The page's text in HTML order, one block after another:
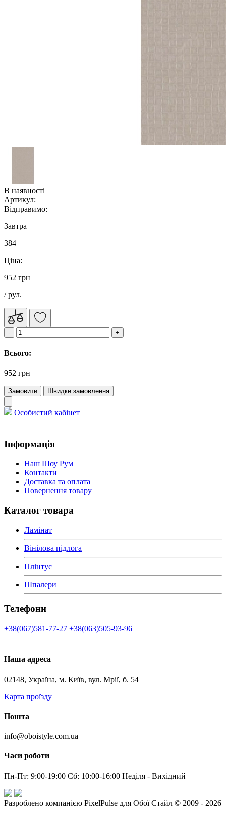
В наявності
Артикул:
Відправимо:
Завтра
384
Ціна:
952 грн
/ рул.
Всього:
952 грн
Замовити Швидке замовлення
Особистий кабінет
Інформація
Наш Шоу Рум
Контакти
Доставка та оплата
Повернення товару
Каталог товара
Ламінат
Вінілова підлога
Плінтус
Шпалери
Телефони
+38(067)581-77-27 +38(063)505-93-96
Наша адреса
02148, Україна, м. Київ, вул. Мрії, б. 54
Карта проїзду
Пошта
info@oboistyle.com.ua
Часи роботи
Пн-Пт: 9:00-19:00 Сб: 10:00-16:00 Неділя - Вихідний
Разроблено компанією PixelPulse для Обої Стайл © 2009 - 2026